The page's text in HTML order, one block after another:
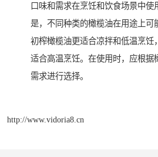
口味和需求在烹饪和饮食场景中使
是，不同种类的橄榄油在用途上可
初榨橄榄油更适合凉拌和低温烹饪
适合高温烹饪。在使用时，应根据
需求进行选择。
http://www.vidoria8.cn